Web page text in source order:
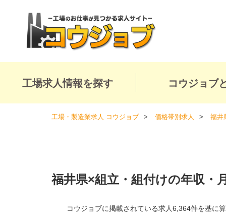
工場求人情報を探す コウジョブ
工場・製造業求人 コウジョブ 価格帯別求人 福井
福井県×組立・組付けの年収・
コウジョブに掲載されている求人6,364件を基に